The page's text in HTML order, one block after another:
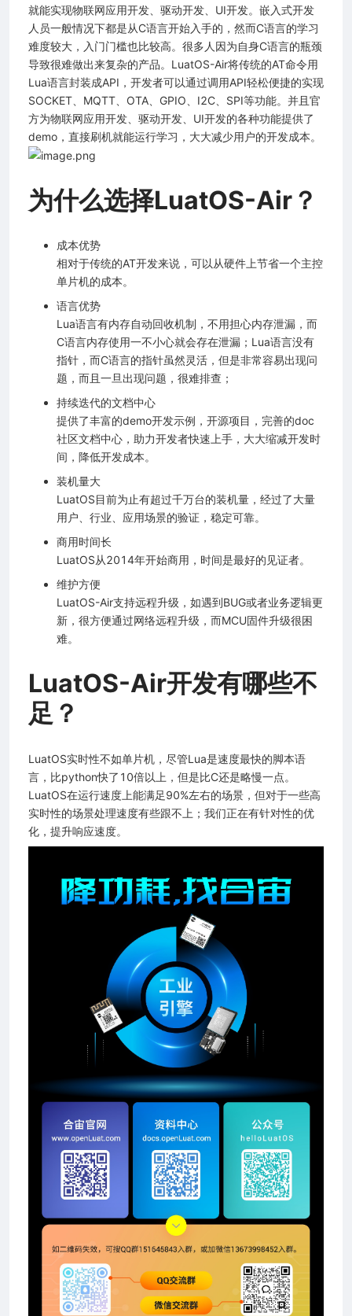
就能实现物联网应用开发、驱动开发、UI开发。嵌入式开发
人员一般情况下都是从C语言开始入手的，然而C语言的学习
难度较大，入门门槛也比较高。很多人因为自身C语言的瓶颈
导致很难做出来复杂的产品。LuatOS-Air将传统的AT命令用
Lua语言封装成API，开发者可以通过调用API轻松便捷的实现
SOCKET、MQTT、OTA、GPIO、I2C、SPI等功能。并且官
方为物联网应用开发、驱动开发、UI开发的各种功能提供了
demo，直接刷机就能运行学习，大大减少用户的开发成本。
为什么选择LuatOS-Air？
成本优势
相对于传统的AT开发来说，可以从硬件上节省一个主控
单片机的成本。
语言优势
Lua语言有内存自动回收机制，不用担心内存泄漏，而
C语言内存使用一不小心就会存在泄漏；Lua语言没有
指针，而C语言的指针虽然灵活，但是非常容易出现问
题，而且一旦出现问题，很难排查；
持续迭代的文档中心
提供了丰富的demo开发示例，开源项目，完善的doc
社区文档中心，助力开发者快速上手，大大缩减开发时
间，降低开发成本。
装机量大
LuatOS目前为止有超过千万台的装机量，经过了大量
用户、行业、应用场景的验证，稳定可靠。
商用时间长
LuatOS从2014年开始商用，时间是最好的见证者。
维护方便
LuatOS-Air支持远程升级，如遇到BUG或者业务逻辑更
新，很方便通过网络远程升级，而MCU固件升级很困
难。
LuatOS-Air开发有哪些不
足？
LuatOS实时性不如单片机，尽管Lua是速度最快的脚本语
言，比python快了10倍以上，但是比C还是略慢一点。
LuatOS在运行速度上能满足90%左右的场景，但对于一些高
实时性的场景处理速度有些跟不上；我们正在有针对性的优
化，提升响应速度。